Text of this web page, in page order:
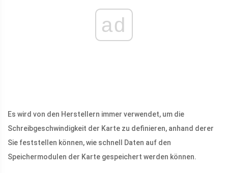
ad
Es wird von den Herstellern immer verwendet, um die
Schreibgeschwindigkeit der Karte zu definieren, anhand derer
Sie feststellen können, wie schnell Daten auf den
Speichermodulen der Karte gespeichert werden können.